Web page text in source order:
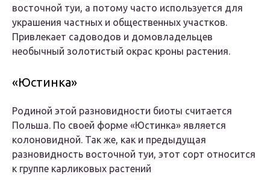
восточной туи, а потому часто используется для
украшения частных и общественных участков.
Привлекает садоводов и домовладельцев
необычный золотистый окрас кроны растения.
«Юстинка»
Родиной этой разновидности биоты считается
Польша. По своей форме «Юстинка» является
колоновидной. Так же, как и предыдущая
разновидность восточной туи, этот сорт относится
к группе карликовых растений